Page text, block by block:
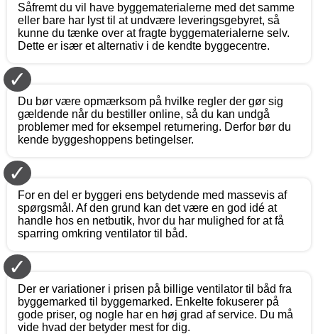
Såfremt du vil have byggematerialerne med det samme
eller bare har lyst til at undvære leveringsgebyret, så
kunne du tænke over at fragte byggematerialerne selv.
Dette er især et alternativ i de kendte byggecentre.
✓
Du bør være opmærksom på hvilke regler der gør sig
gældende når du bestiller online, så du kan undgå
problemer med for eksempel returnering. Derfor bør du
kende byggeshoppens betingelser.
✓
For en del er byggeri ens betydende med massevis af
spørgsmål. Af den grund kan det være en god idé at
handle hos en netbutik, hvor du har mulighed for at få
sparring omkring ventilator til båd.
✓
Der er variationer i prisen på billige ventilator til båd fra
byggemarked til byggemarked. Enkelte fokuserer på
gode priser, og nogle har en høj grad af service. Du må
vide hvad der betyder mest for dig.